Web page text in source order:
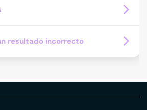
resultado incorrecto